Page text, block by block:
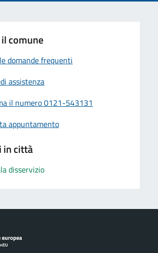
comune
domande frequenti
assistenza
il numero 0121-543131
appuntamento
in città
disservizio